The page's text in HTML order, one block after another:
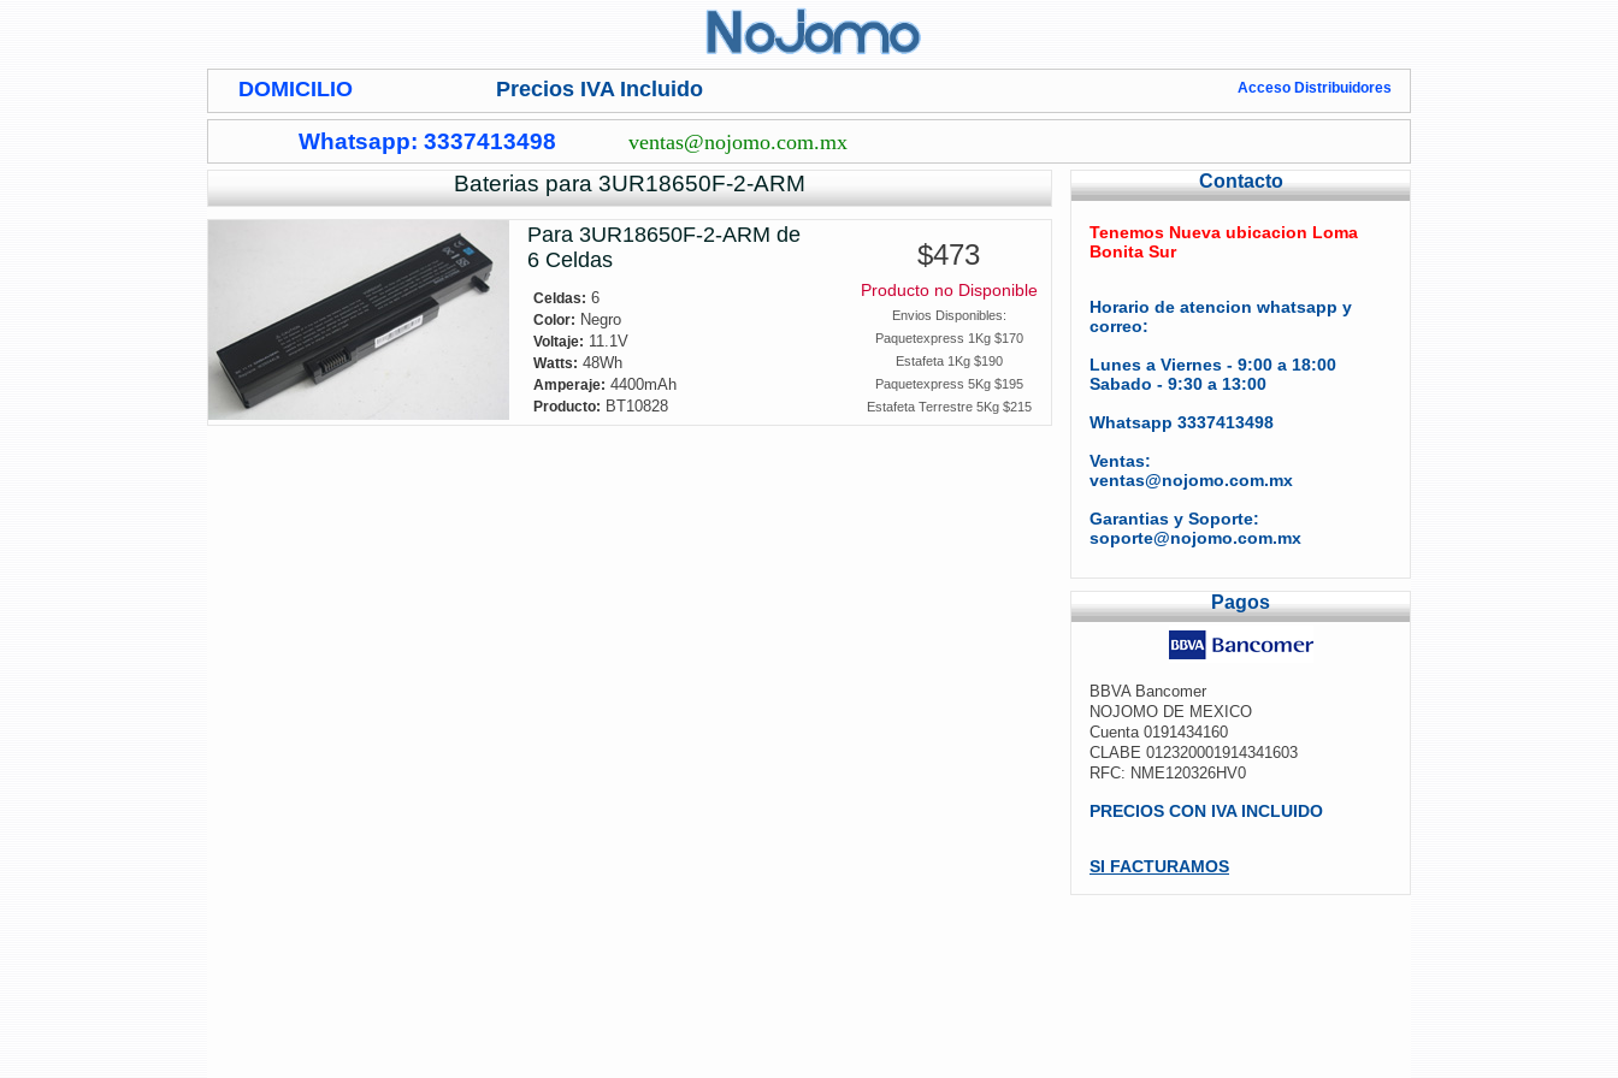
DOMICILIO Precios IVA Incluido Acceso Distribuidores
Whatsapp: 3337413498 ventas@nojomo.com.mx
Baterias para 3UR18650F-2-ARM Contacto
Tenemos Nueva ubicacion Loma
Bonita Sur
Horario de atencion whatsapp y
correo:
Lunes a Viernes - 9:00 a 18:00
Sabado - 9:30 a 13:00
Whatsapp 3337413498
Ventas:
ventas@nojomo.com.mx
Garantias y Soporte:
soporte@nojomo.com.mx
Pagos
BBVA Bancomer
NOJOMO DE MEXICO
Cuenta 0191434160
CLABE 012320001914341603
RFC: NME120326HV0
PRECIOS CON IVA INCLUIDO
SI FACTURAMOS
Para 3UR18650F-2-ARM de
6 Celdas
Celdas: 6
Color: Negro
Voltaje: 11.1V
Watts: 48Wh
Amperaje: 4400mAh
Producto: BT10828
$473
Producto no Disponible
Envios Disponibles:
Paquetexpress 1Kg $170
Estafeta 1Kg $190
Paquetexpress 5Kg $195
Estafeta Terrestre 5Kg $215